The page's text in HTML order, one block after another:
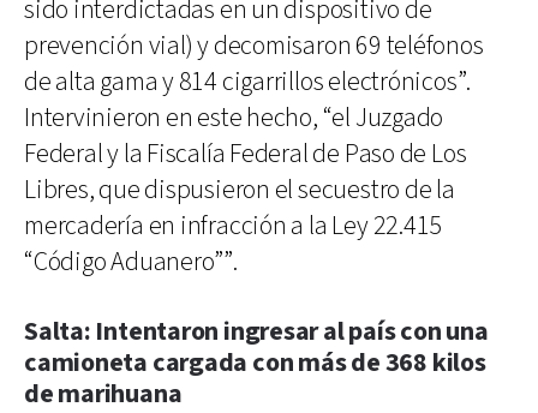
sido interdictadas en un dispositivo de
prevención vial) y decomisaron 69 teléfonos
de alta gama y 814 cigarrillos electrónicos”.
Intervinieron en este hecho, “el Juzgado
Federal y la Fiscalía Federal de Paso de Los
Libres, que dispusieron el secuestro de la
mercadería en infracción a la Ley 22.415
“Código Aduanero””.
Salta: Intentaron ingresar al país con una
camioneta cargada con más de 368 kilos
de marihuana